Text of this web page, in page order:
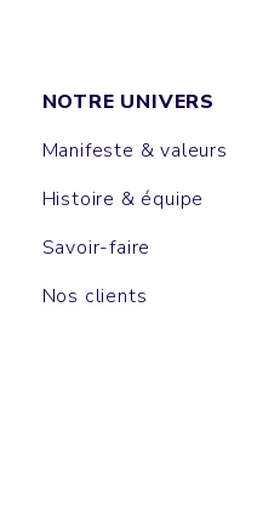
NOTRE UNIVERS
Manifeste & valeurs
Histoire & équipe
Savoir-faire
Nos clients